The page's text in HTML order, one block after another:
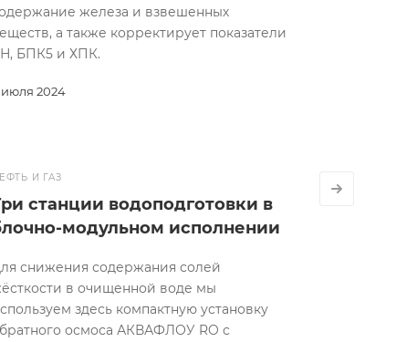
2024
железа и взвешенных
а также корректирует показатели
БПК5 и ХПК.
И ГАЗ
станции водоподготовки в
модульном исполнении
снижения содержания солей
в очищенной воде мы
здесь компактную установку
осмоса АКВАФЛОУ RO с